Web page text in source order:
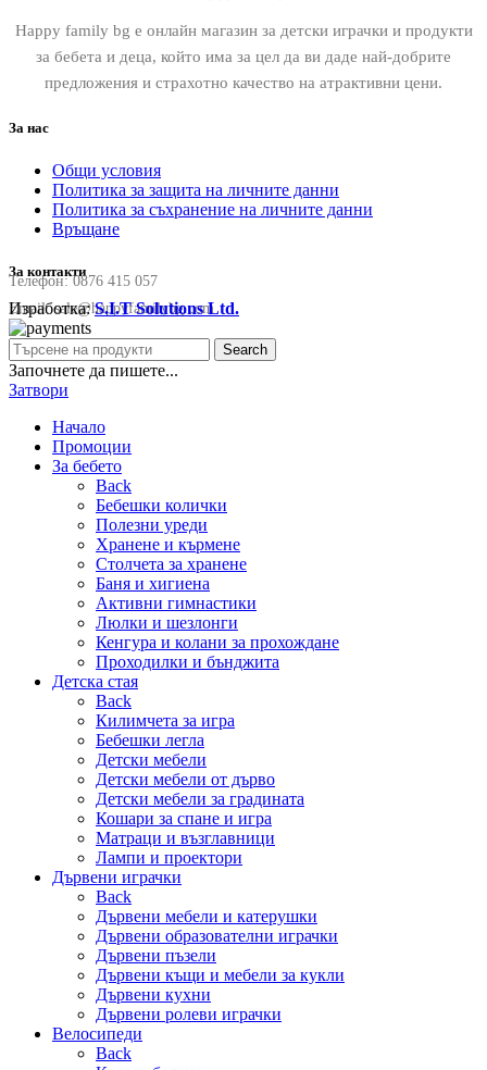
Happy family bg е онлайн магазин за детски играчки и продукти
за бебета и деца, който има за цел да ви даде най-добрите
предложения и страхотно качество на атрактивни цени.
За нас
Общи условия
Политика за защита на личните данни
Политика за съхранение на личните данни
Връщане
За контакти
Телефон:0876 415 057
Email:sale@happyfamilybg.com
Изработка:S.I.T Solutions Ltd.
Search
Започнете да пишете...
Затвори
Начало
Промоции
За бебето
Back
Бебешки колички
Полезни уреди
Хранене и кърмене
Столчета за хранене
Баня и хигиена
Активни гимнастики
Люлки и шезлонги
Кенгура и колани за прохождане
Проходилки и бънджита
Детска стая
Back
Килимчета за игра
Бебешки легла
Детски мебели
Детски мебели от дърво
Детски мебели за градината
Кошари за спане и игра
Матраци и възглавници
Лампи и проектори
Дървени играчки
Back
Дървени мебели и катерушки
Дървени образователни играчки
Дървени пъзели
Дървени къщи и мебели за кукли
Дървени кухни
Дървени ролеви играчки
Велосипеди
Back